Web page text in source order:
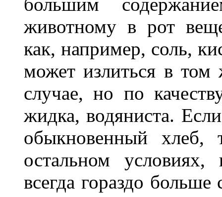
большим
животному в рот
как, например, соль,
может излиться в том
случае, но по
жидка, водяниста.
обыкновенный
остальном условиях,
всегда гораздо